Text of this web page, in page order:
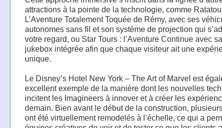
attractions à la pointe de la technologie, comme
L’Aventure Totalement Toquée de Rémy, avec ses
autonomes sans fil et son système de projection qui
votre regard, ou Star Tours : l’Aventure Continue avec
jukebox intégrée afin que chaque visiteur ait une
unique.
Le Disney’s Hotel New York – The Art of Marvel est
excellent exemple de la manière dont les nouvelles
incitent les Imagineers à innover et à créer les
demain. Bien avant le début de la construction,
ont été virtuellement remodelés à l’échelle, ce qui a